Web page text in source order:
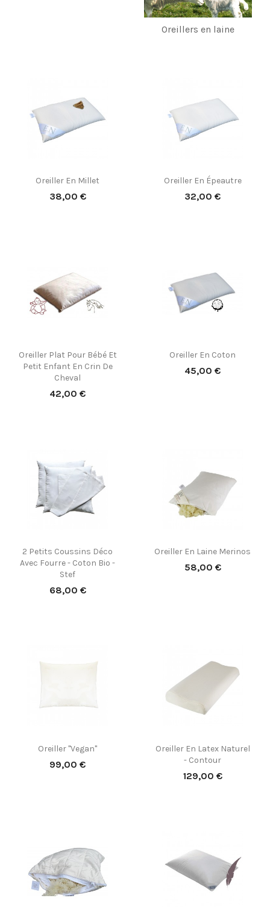
Oreillers en laine
Oreiller En Millet
Prix
38,00 €
Oreiller En Épeautre
Prix
32,00 €
Oreiller Plat Pour Bébé Et
Petit Enfant En Crin De
Cheval
Prix
42,00 €
Oreiller En Coton
Prix
45,00 €
2 Petits Coussins Déco
Avec Fourre - Coton Bio -
Stef
Prix
68,00 €
Oreiller En Laine Merinos
Prix
58,00 €
Oreiller "vegan"
Prix
99,00 €
Oreiller En Latex Naturel
- Contour
Prix
129,00 €